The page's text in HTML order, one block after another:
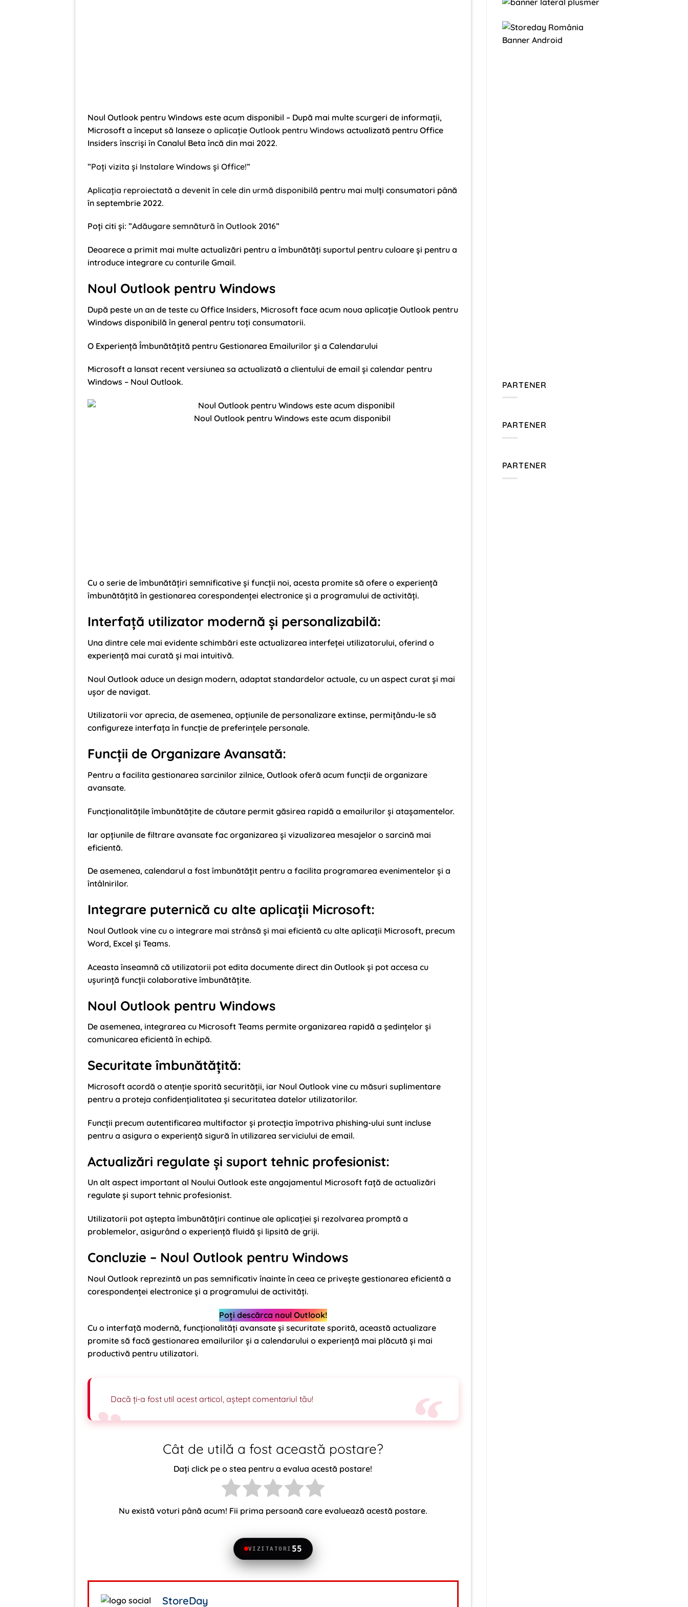
Noul Outlook pentru Windows este acum disponibil – După mai multe scurgeri de informații,
Microsoft a început să lanseze o aplicație Outlook pentru Windows actualizată pentru Office
Insiders înscriși în Canalul Beta încă din mai 2022.
”Poți vizita și Instalare Windows și Office!”
Aplicația reproiectată a devenit în cele din urmă disponibilă pentru mai mulți consumatori până
în septembrie 2022.
Poți citi și: ”Adăugare semnătură în Outlook 2016”
Deoarece a primit mai multe actualizări pentru a îmbunătăți suportul pentru culoare și pentru a
introduce integrare cu conturile Gmail.
Noul Outlook pentru Windows
După peste un an de teste cu Office Insiders, Microsoft face acum noua aplicație Outlook pentru
Windows disponibilă în general pentru toți consumatorii.
O Experiență Îmbunătățită pentru Gestionarea Emailurilor și a Calendarului
Microsoft a lansat recent versiunea sa actualizată a clientului de email și calendar pentru
Windows – Noul Outlook.
Noul Outlook pentru Windows este acum disponibil
Cu o serie de îmbunătățiri semnificative și funcții noi, acesta promite să ofere o experiență
îmbunătățită în gestionarea corespondenței electronice și a programului de activități.
Interfață utilizator modernă și personalizabilă:
Una dintre cele mai evidente schimbări este actualizarea interfeței utilizatorului, oferind o
experiență mai curată și mai intuitivă.
Noul Outlook aduce un design modern, adaptat standardelor actuale, cu un aspect curat și mai
ușor de navigat.
Utilizatorii vor aprecia, de asemenea, opțiunile de personalizare extinse, permițându-le să
configureze interfața în funcție de preferințele personale.
Funcții de Organizare Avansată:
Pentru a facilita gestionarea sarcinilor zilnice, Outlook oferă acum funcții de organizare
avansate.
Funcționalitățile îmbunătățite de căutare permit găsirea rapidă a emailurilor și atașamentelor.
Iar opțiunile de filtrare avansate fac organizarea și vizualizarea mesajelor o sarcină mai
eficientă.
De asemenea, calendarul a fost îmbunătățit pentru a facilita programarea evenimentelor și a
întâlnirilor.
Integrare puternică cu alte aplicații Microsoft:
Noul Outlook vine cu o integrare mai strânsă și mai eficientă cu alte aplicații Microsoft, precum
Word, Excel și Teams.
Aceasta înseamnă că utilizatorii pot edita documente direct din Outlook și pot accesa cu
ușurință funcții colaborative îmbunătățite.
Noul Outlook pentru Windows
De asemenea, integrarea cu Microsoft Teams permite organizarea rapidă a ședințelor și
comunicarea eficientă în echipă.
Securitate îmbunătățită:
Microsoft acordă o atenție sporită securității, iar Noul Outlook vine cu măsuri suplimentare
pentru a proteja confidențialitatea și securitatea datelor utilizatorilor.
Funcții precum autentificarea multifactor și protecția împotriva phishing-ului sunt incluse
pentru a asigura o experiență sigură în utilizarea serviciului de email.
Actualizări regulate și suport tehnic profesionist:
Un alt aspect important al Noului Outlook este angajamentul Microsoft față de actualizări
regulate și suport tehnic profesionist.
Utilizatorii pot aștepta îmbunătățiri continue ale aplicației și rezolvarea promptă a
problemelor, asigurând o experiență fluidă și lipsită de griji.
Concluzie – Noul Outlook pentru Windows
Noul Outlook reprezintă un pas semnificativ înainte în ceea ce privește gestionarea eficientă a
corespondenței electronice și a programului de activități.
Poți descărca noul Outlook!
Cu o interfață modernă, funcționalități avansate și securitate sporită, această actualizare
promite să facă gestionarea emailurilor și a calendarului o experiență mai plăcută și mai
productivă pentru utilizatori.
Dacă ți-a fost util acest articol, aștept comentariul tău!
Cât de utilă a fost această postare?
Dați click pe o stea pentru a evalua acestă postare!
Nu există voturi până acum! Fii prima persoană care evaluează acestă postare.
VIZITATORI 55
StoreDay
PARTENER
PARTENER
PARTENER